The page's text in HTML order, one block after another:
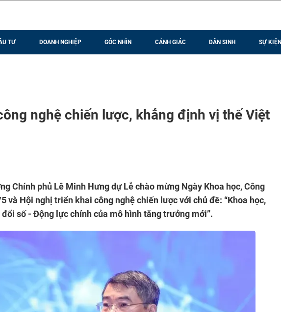
TƯ DOANH NGHIỆP GÓC NHÌN CẢNH GIÁC DÂN SINH SỰ KIỆN
nghệ chiến lược, khẳng định vị thế Việt
Chính phủ Lê Minh Hưng dự Lễ chào mừng Ngày Khoa học, Công
và Hội nghị triển khai công nghệ chiến lược với chủ đề: “Khoa học,
số - Động lực chính của mô hình tăng trưởng mới”.